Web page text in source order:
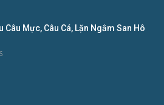
Câu Mực, Câu Cá, Lặn Ngắm San Hô